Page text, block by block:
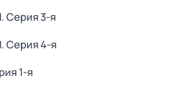
. Серия 3-я
. Серия 4-я
1-я